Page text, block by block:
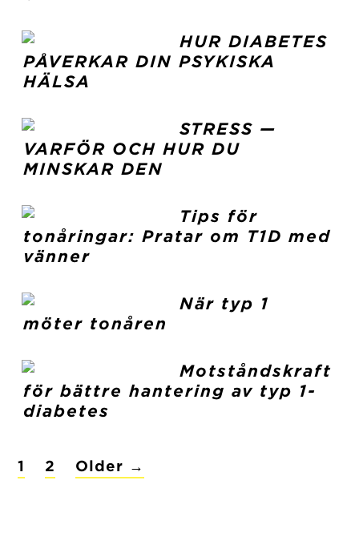
HUR DIABETES
PÅVERKAR DIN PSYKISKA
HÄLSA
STRESS —
VARFÖR OCH HUR DU
MINSKAR DEN
Tips för
tonåringar: Pratar om T1D med
vänner
När typ 1
möter tonåren
Motståndskraft
för bättre hantering av typ 1-
diabetes
POSTS
PAGINATION
1 2 Older →